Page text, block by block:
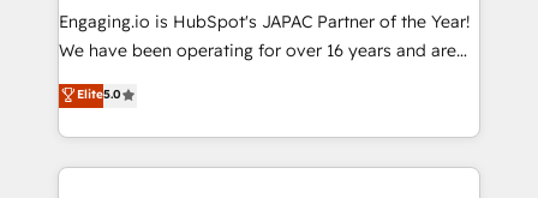
contratar e pagar a HubSpot em reais com nota
fiscal no Brasil e gerar economia de até 50% na
Oferecemos ainda agentes de IA especializados em
HubSpot que automatizam tarefas executam rotinas
Engaging.io is HubSpot's JAPAC Partner of the Year!
We have been operating for over 16 years and are
one of HubSpot's most experienced and technically
capable Agency Partners globally. We specialise in
complex CRM migrations, implementations,
integrations, custom CMS portal development,
Elite5.0